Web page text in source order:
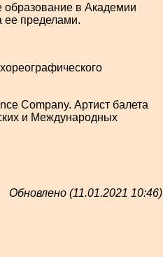
образование в Академии
ее пределами.
Company. Артист балета
и Международных
Обновлено (11.01.2021 10:46)